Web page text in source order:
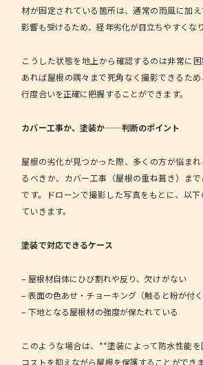
材が固定されている箇所は、通常の雨風に加
影響も受けるため、経年劣化が目立ちやすくなり
こうした状態を地上から確認するのは非常に
あれば屋根の隅々まで死角なく撮影できるた
行度合いを正確に把握することができます。
カバー工事か、塗装か——判断のポイント
屋根の劣化が見つかった際、多くの方が悩ま
るべきか、カバー工事（屋根の重ね葺き）ま
です。ドローンで撮影した写真をもとに、以
ていきます。
塗装で対応できるケース
– 屋根材自体にひび割れや反り、欠けがない
– 表面の色あせ・チョーキング（触ると粉が付
– 下地となる屋根材の強度が保たれている
このような場合は、**塗装によって防水性能を
コストを抑えながら屋根を保護することができま